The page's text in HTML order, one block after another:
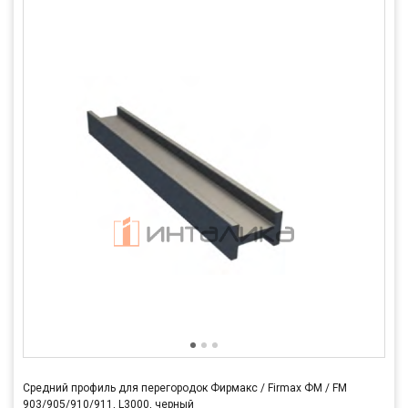
Средний профиль для перегородок Фирмакс / Firmax ФМ / FM
903/905/910/911, L3000, черный